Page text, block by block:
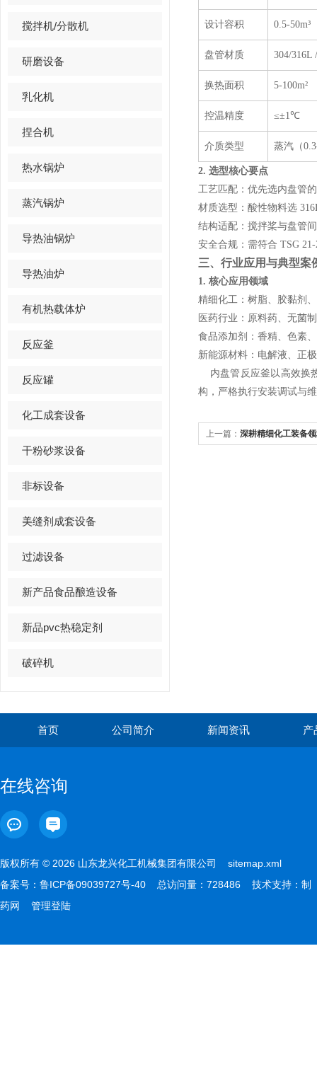
搅拌机/分散机
研磨设备
乳化机
捏合机
热水锅炉
蒸汽锅炉
导热油锅炉
导热油炉
有机热载体炉
反应釜
反应罐
化工成套设备
干粉砂浆设备
非标设备
美缝剂成套设备
过滤设备
新产品食品酿造设备
新品pvc热稳定剂
破碎机
设计容积 0.5-50m³
盘管材质 304/316L
换热面积 5-100m²
控温精度 ≤±1℃
介质类型 蒸汽（
2. 选型核心要点
工艺匹配：优先选内盘管
材质选型：酸性物料选
结构适配：搅拌桨与盘管
安全合规：需符合 TSG
三、行业应用与典型案
1. 核心应用领域
精细化工：树脂、胶黏剂
医药行业：原料药、无菌
食品添加剂：香精、色素
新能源材料：电解液、正
内盘管反应釜以高效换
构，严格执行安装调试与
上一篇： 深耕精细化工装备
首页 公司简介 新闻资讯 产
在线咨询
版权所有 © 2026 山东龙兴化工机械集团有限公司 sitemap.xml
备案号： 鲁ICP备09039727号-40 总访问量：728486 技术支持： 制
药网
管理登陆